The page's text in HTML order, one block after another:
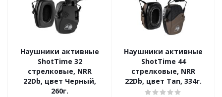
Наушники активные
ShotTime 32
стрелковые, NRR
22Db, цвет Черный,
260г.
Наушники активные
ShotTime 44
стрелковые, NRR
22Db, цвет Tan, 334г.